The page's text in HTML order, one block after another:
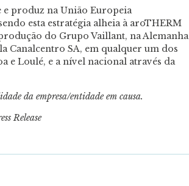
e produz na União Europeia
esta estratégia alheia à aroTHERM
do Grupo Vaillant, na Alemanha
Canalcentro SA, em qualquer um dos
e Loulé, e a nível nacional através da
da empresa/entidade em causa.
Release